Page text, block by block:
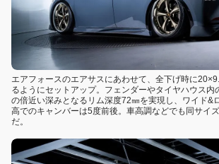
エアフォースのエアサスにあわせて、全下げ時に
るようにセットアップ。フェンダーやタイヤハウス内
の倍近い深みとなるリム深度72㎜を実現し、ワイド&
高でのキャンバーは5度前後。車高調などでも同サイ
だ。